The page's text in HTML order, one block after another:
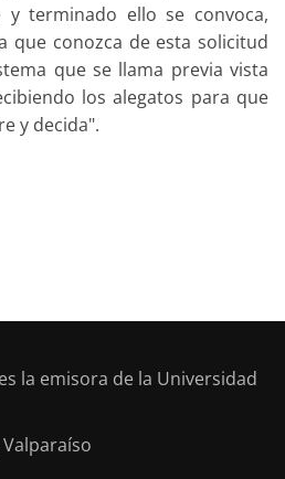
terminado ello se convoca,
que conozca de esta solicitud
que se llama previa vista
los alegatos para que
y decida".
la emisora de la Universidad